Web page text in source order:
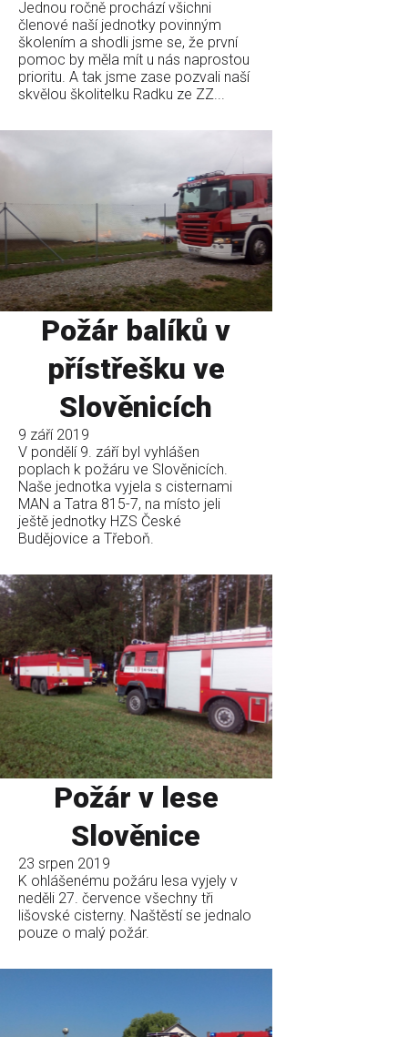
Jednou ročně prochází všichni
členové naší jednotky povinným
školením a shodli jsme se, že první
pomoc by měla mít u nás naprostou
prioritu. A tak jsme zase pozvali naší
skvělou školitelku Radku ze ZZ...
Požár balíků v
přístřešku ve
Slověnicích
9 září 2019
V pondělí 9. září byl vyhlášen
poplach k požáru ve Slověnicích.
Naše jednotka vyjela s cisternami
MAN a Tatra 815-7, na místo jeli
ještě jednotky HZS České
Budějovice a Třeboň.
Požár v lese
Slověnice
23 srpen 2019
K ohlášenému požáru lesa vyjely v
neděli 27. července všechny tři
lišovské cisterny. Naštěstí se jednalo
pouze o malý požár.